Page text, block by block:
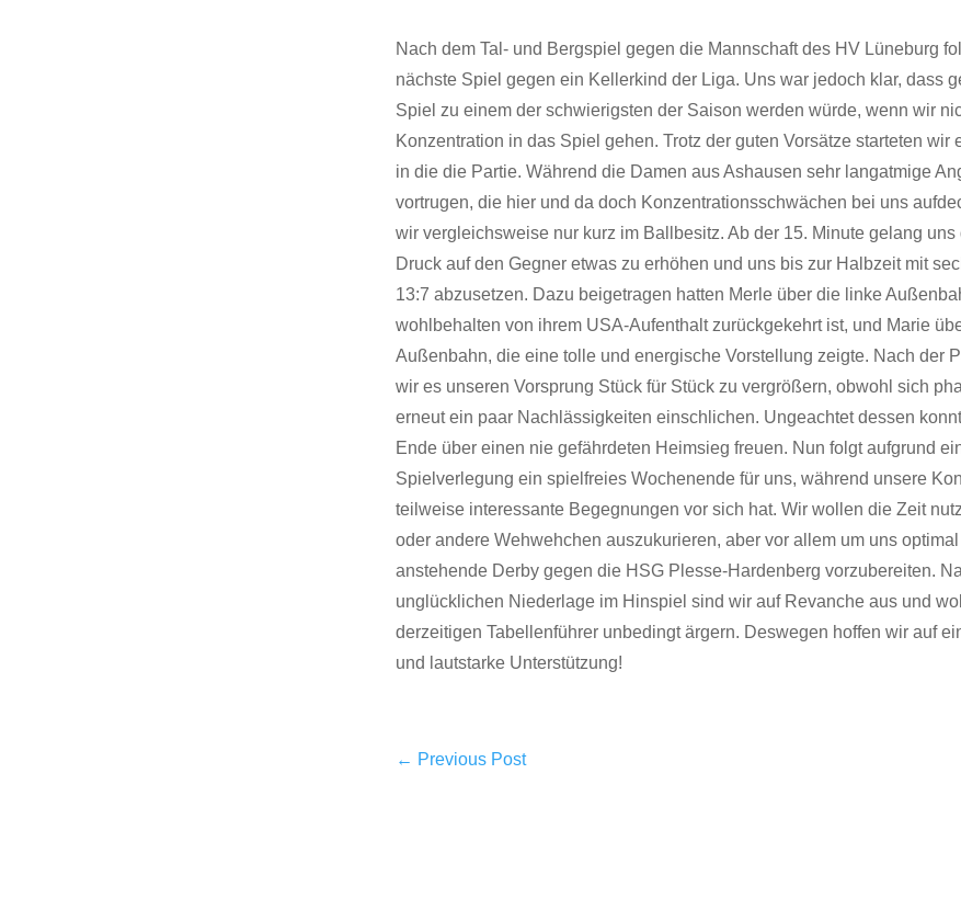
Nach dem Tal- und Bergspiel gegen die Mannschaft des HV Lüneburg
nächste Spiel gegen ein Kellerkind der Liga. Uns war jedoch klar, dass
Spiel zu einem der schwierigsten der Saison werden würde, wenn wir
Konzentration in das Spiel gehen. Trotz der guten Vorsätze starteten wir
in die die Partie. Während die Damen aus Ashausen sehr langatmige
vortrugen, die hier und da doch Konzentrationsschwächen bei uns
wir vergleichsweise nur kurz im Ballbesitz. Ab der 15. Minute gelang uns
Druck auf den Gegner etwas zu erhöhen und uns bis zur Halbzeit mit
13:7 abzusetzen. Dazu beigetragen hatten Merle über die linke
wohlbehalten von ihrem USA-Aufenthalt zurückgekehrt ist, und Marie
Außenbahn, die eine tolle und energische Vorstellung zeigte. Nach der
wir es unseren Vorsprung Stück für Stück zu vergrößern, obwohl sich
erneut ein paar Nachlässigkeiten einschlichen. Ungeachtet dessen
Ende über einen nie gefährdeten Heimsieg freuen. Nun folgt aufgrund
Spielverlegung ein spielfreies Wochenende für uns, während unsere
teilweise interessante Begegnungen vor sich hat. Wir wollen die Zeit
oder andere Wehwehchen auszukurieren, aber vor allem um uns
anstehende Derby gegen die HSG Plesse-Hardenberg vorzubereiten.
unglücklichen Niederlage im Hinspiel sind wir auf Revanche aus und
derzeitigen Tabellenführer unbedingt ärgern. Deswegen hoffen wir auf
und lautstarke Unterstützung!
← Previous Post